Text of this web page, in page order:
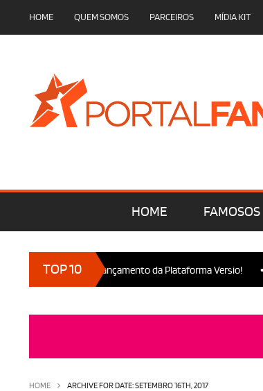
HOME QUEM SOMOS PARCEIROS MÍDIA KIT
HOME FAMOSOS
TOP 10
presença no Lançamento da Plataforma Versio!
HOME ARCHIVE FOR DATE: SETEMBRO 16TH, 2017